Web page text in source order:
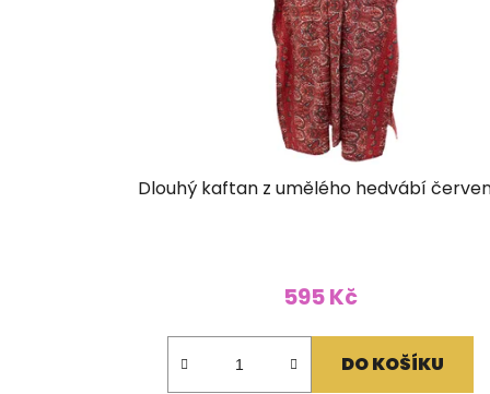
Dlouhý kaftan z umělého hedvábí
595 Kč
DO KOŠÍKU